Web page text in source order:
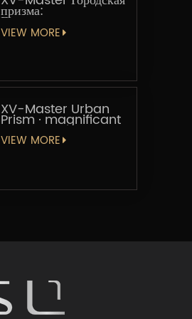
призма:
Геометрическая
увертюра
VIEW MORE
XV-Master Urban
Prism · magnificant
VIEW MORE